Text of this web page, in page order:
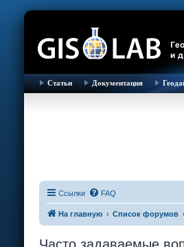
Статьи Документация
Ссылки FAQ
На главную Список форумов